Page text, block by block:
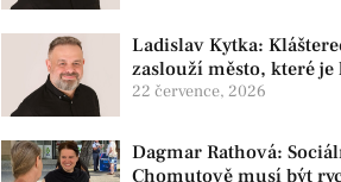
Ladislav Kytka:
zaslouží město, které je
nablízku
22 července, 2026
Dagmar Rathová:
Chomutově musí být